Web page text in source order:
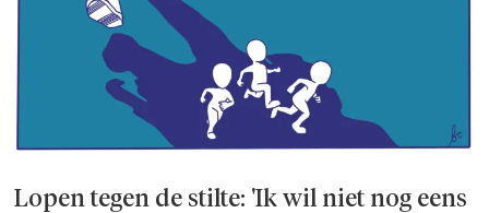
Lopen tegen de stilte: 'Ik wil niet nog eens